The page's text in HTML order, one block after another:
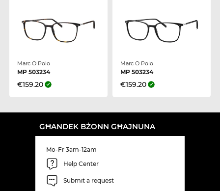
Marc O Polo
MP 503234
€159.20
Marc O Polo
MP 503234
€159.20
GĦANDEK BŻONN GĦAJNUNA
Mo-Fr 3am-12am
Help Center
Submit a request